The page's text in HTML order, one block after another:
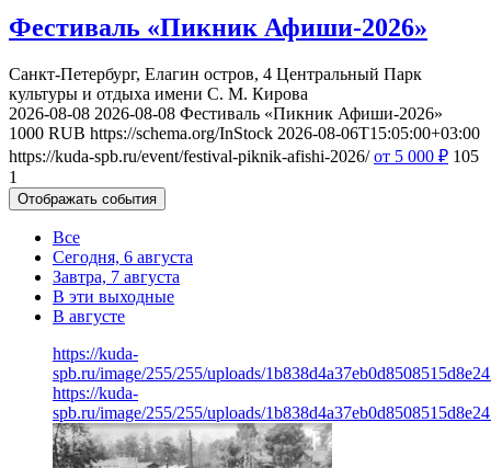
Фестиваль «Пикник Афиши-2026»
Санкт-Петербург, Елагин остров, 4 Центральный Парк
культуры и отдыха имени С. М. Кирова
2026-08-08 2026-08-08 Фестиваль «Пикник Афиши-2026»
1000 RUB https://schema.org/InStock 2026-08-06T15:05:00+03:00
https://kuda-spb.ru/event/festival-piknik-afishi-2026/ от 5 000 ₽ 105
1
Отображать события
Все
Сегодня, 6 августа
Завтра, 7 августа
В эти выходные
В августе
https://kuda-
spb.ru/image/255/255/uploads/
https://kuda-
spb.ru/image/255/255/uploads/